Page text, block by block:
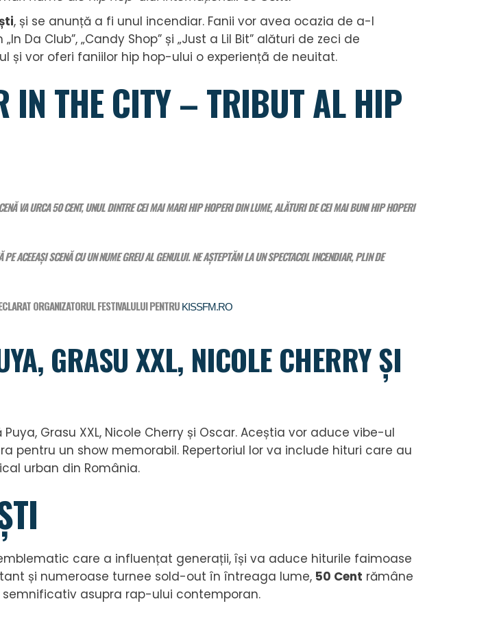
, și se anunță a fi unul incendiar. Fanii vor avea ocazia de a-l
Da Club”, „Candy Shop” și „Just a Lil Bit” alături de zeci de
și vor oferi faniilor hip hop-ului o experiențã de neuitat.
IN THE CITY – TRIBUT AL HIP
VA URCA 50 CENT, UNUL DINTRE CEI MAI MARI HIP HOPERI DIN LUME, ALĂTURI DE CEI MAI BUNI HIP HOPERI
ACEEAȘI SCENĂ CU UN NUME GREU AL GENULUI. NE AȘTEPTĂM LA UN SPECTACOL INCENDIAR, PLIN DE
ORGANIZATORUL FESTIVALULUI PENTRU KISSFM.RO
GRASU XXL, NICOLE CHERRY ȘI
Grasu XXL, Nicole Cherry și Oscar. Aceștia vor aduce vibe-ul
un show memorabil. Repertoriul lor va include hituri care au
urban din România.
care a influențat generații, își va aduce hiturile faimoase
și numeroase turnee sold-out în întreaga lume, 50 Cent rămâne
asupra rap-ului contemporan.